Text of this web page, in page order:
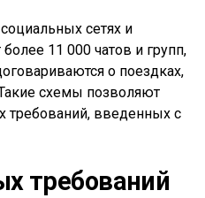
сетях и
11 000 чатов и групп,
о поездках,
схемы позволяют
требований, введенных с
требований